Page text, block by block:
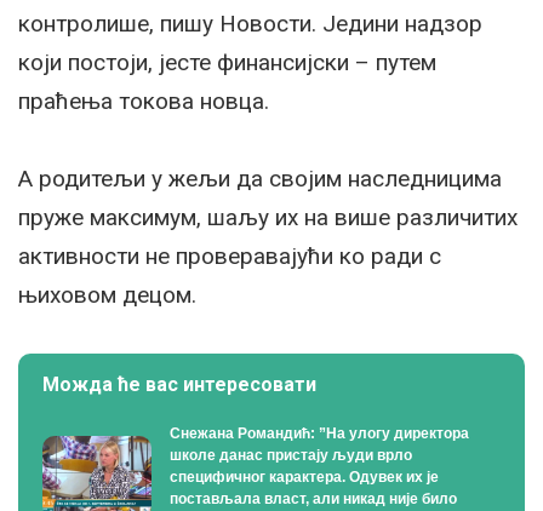
контролише, пишу Новости. Једини надзор
који постоји, јесте финансијски – путем
праћења токова новца.
А родитељи у жељи да својим наследницима
пруже максимум, шаљу их на више различитих
активности не проверавајући ко ради с
њиховом децом.
Можда ће вас интересовати
Снежана Романдић: ”На улогу директора
школе данас пристају људи врло
специфичног карактера. Одувек их је
постављала власт, али никад није било